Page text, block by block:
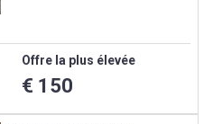
Offre la plus élevée
€ 150